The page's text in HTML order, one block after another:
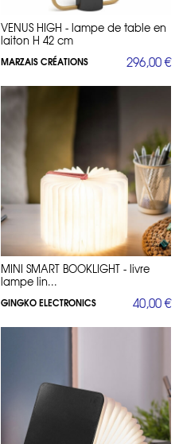
VENUS HIGH - lampe de table en
laiton H 42 cm
MARZAIS CRÉATIONS 296,00 €
MINI SMART BOOKLIGHT - livre
lampe lin...
GINGKO ELECTRONICS 40,00 €